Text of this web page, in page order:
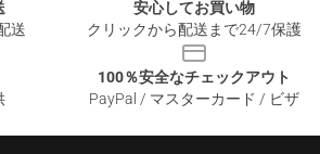
送
安心してお買い物
クリックから配送まで24/7保護
100％安全なチェックアウト
PayPal / マスターカード / ビザ